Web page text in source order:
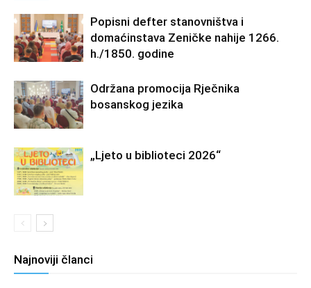
Popisni defter stanovništva i
domaćinstava Zeničke nahije 1266.
h./1850. godine
Održana promocija Rječnika
bosanskog jezika
„Ljeto u biblioteci 2026“
Najnoviji članci